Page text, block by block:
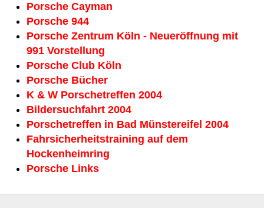
Porsche Cayman
Porsche 944
Porsche Zentrum Köln - Neueröffnung mit
991 Vorstellung
Porsche Club Köln
Porsche Bücher
K & W Porschetreffen 2004
Bildersuchfahrt 2004
Porschetreffen in Bad Münstereifel 2004
Fahrsicherheitstraining auf dem
Hockenheimring
Porsche Links